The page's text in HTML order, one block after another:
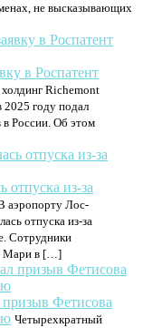
не высказывающих
в Роспатент
Richemont
году подал
в России. Об этом
отпуска из-за
аэропорту Лос-
отпуска из-за
Сотрудники
Мари в […]
Фетисова
Четырехкратный